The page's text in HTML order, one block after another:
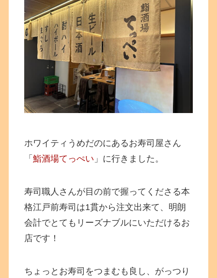
ホワイティうめだのにあるお寿司屋さん
「鮨酒場てっぺい 」に行きました。
寿司職人さんが目の前で握ってくださる本
格江戸前寿司は1貫から注文出来て、明朗
会計でとてもリーズナブルにいただけるお
店です！
ちょっとお寿司をつまむも良し、がっつり